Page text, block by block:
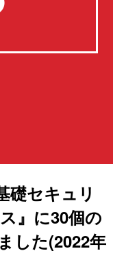
礎セキュリ
』に30個の
した(2022年